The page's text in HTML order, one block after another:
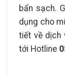
bẩn sạch.
dụng cho
tiết về dịch
tới Hotline